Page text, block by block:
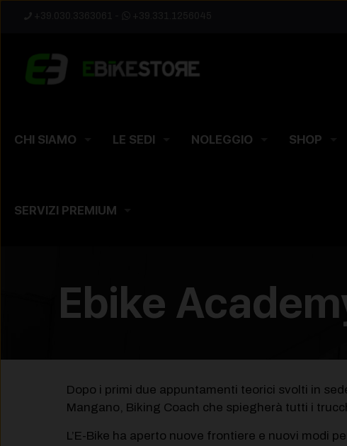
CHI SIAMO LE SEDI NOLEGGIO SHOP
SERVIZI PREMIUM
Ebike
Dopo i primi due appuntamenti teorici svolti in
Mangano, Biking Coach che spiegherà tutti i
L’E-Bike ha aperto nuove frontiere e nuovi modi